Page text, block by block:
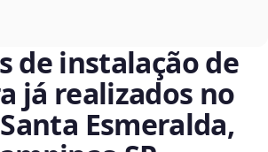
de instalação de
já realizados no
Esmeralda,